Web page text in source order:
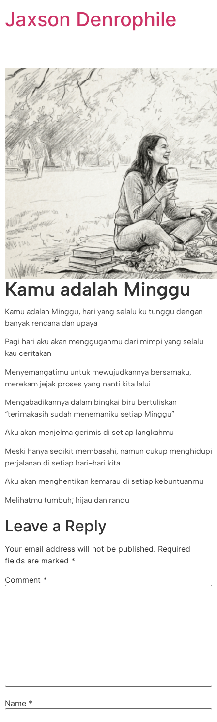
Jaxson Denrophile
Kamu adalah Minggu
Kamu adalah Minggu, hari yang selalu ku tunggu dengan
banyak rencana dan upaya
Pagi hari aku akan menggugahmu dari mimpi yang selalu
kau ceritakan
Menyemangatimu untuk mewujudkannya bersamaku,
merekam jejak proses yang nanti kita lalui
Mengabadikannya dalam bingkai biru bertuliskan
“terimakasih sudah menemaniku setiap Minggu”
Aku akan menjelma gerimis di setiap langkahmu
Meski hanya sedikit membasahi, namun cukup menghidupi
perjalanan di setiap hari-hari kita.
Aku akan menghentikan kemarau di setiap kebuntuanmu
Melihatmu tumbuh; hijau dan randu
Leave a Reply
Your email address will not be published. Required
fields are marked *
Comment *
Name *